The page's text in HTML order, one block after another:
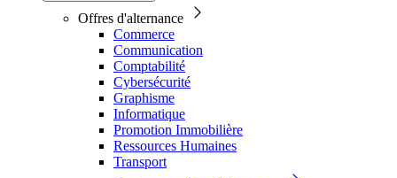
Offres d'alternance
Commerce
Communication
Comptabilité
Cybersécurité
Graphisme
Informatique
Promotion Immobilière
Ressources Humaines
Transport